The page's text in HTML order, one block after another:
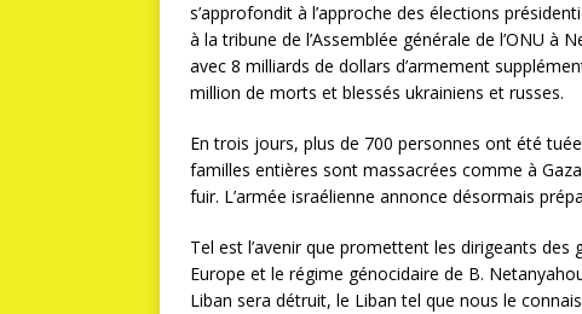
s’approfondit à l’approche des élections
à la tribune de l’Assemblée générale de l’ONU à
avec 8 milliards de dollars d’armement
million de morts et blessés ukrainiens et russes.
En trois jours, plus de 700 personnes ont été
familles entières sont massacrées comme à
fuir. L’armée israélienne annonce désormais
Tel est l’avenir que promettent les dirigeants
Europe et le régime génocidaire de B.
Liban sera détruit, le Liban tel que nous le